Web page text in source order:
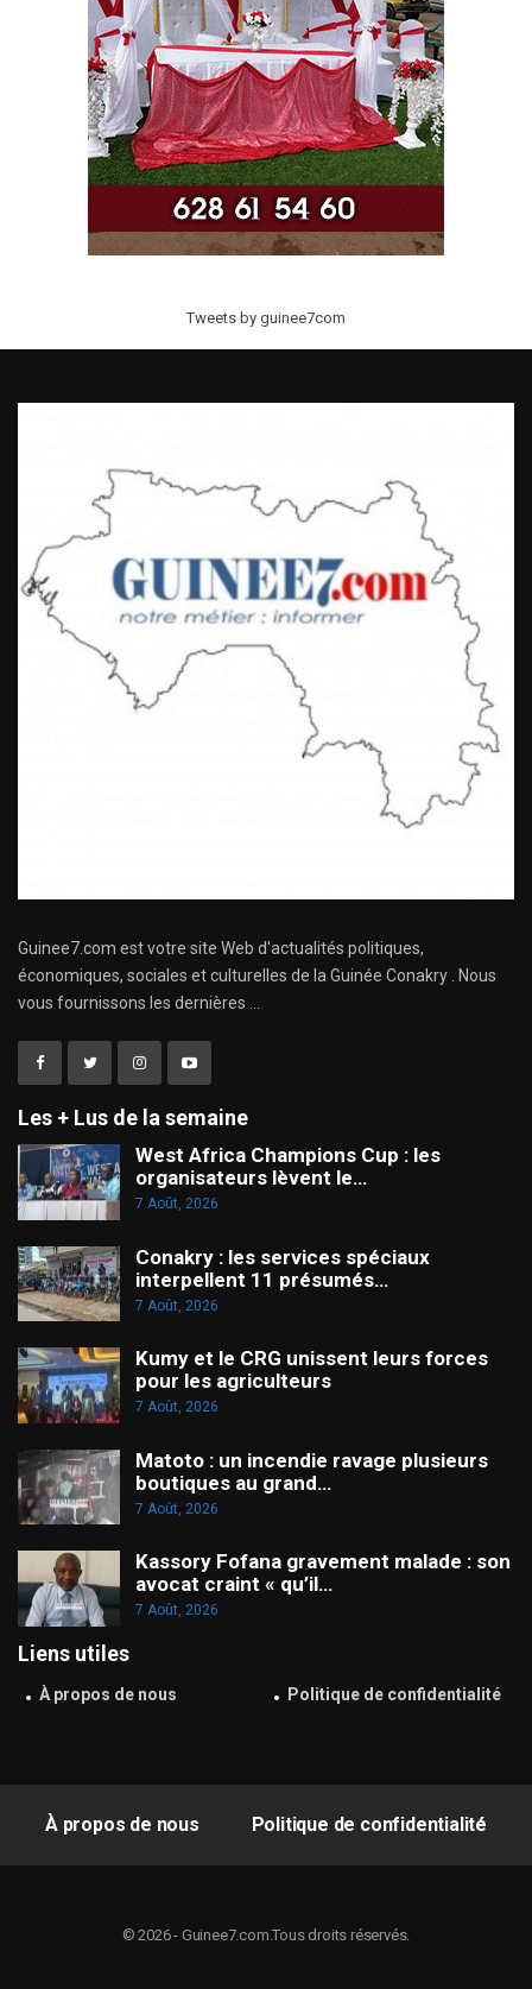
Tweets by guinee7com
Guinee7.com est votre site Web d'actualités politiques,
économiques, sociales et culturelles de la Guinée Conakry . Nous
vous fournissons les dernières ...
Les + Lus de la semaine
West Africa Champions Cup : les
organisateurs lèvent le…
7 Août, 2026
Conakry : les services spéciaux
interpellent 11 présumés…
7 Août, 2026
Kumy et le CRG unissent leurs forces
pour les agriculteurs
7 Août, 2026
Matoto : un incendie ravage plusieurs
boutiques au grand…
7 Août, 2026
Kassory Fofana gravement malade : son
avocat craint « qu’il…
7 Août, 2026
Liens utiles
À propos de nous Politique de confidentialité
À propos de nous Politique de confidentialité
© 2026 - Guinee7.com.Tous droits réservés.